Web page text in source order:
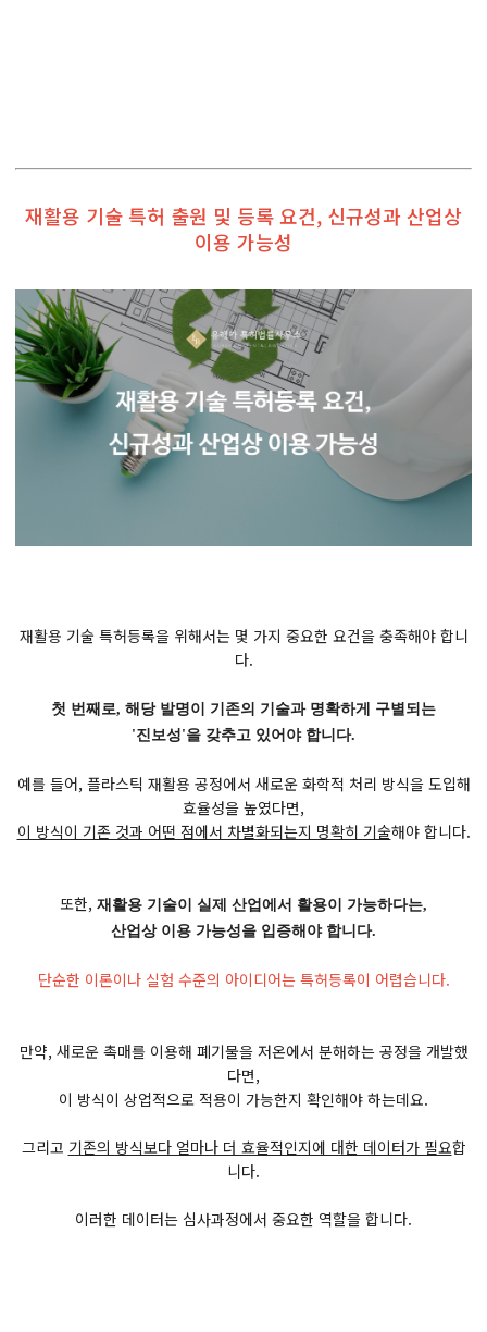
재활용 기술 특허 출원 및 등록 요건, 신규성과 산업상
이용 가능성
재활용 기술 특허등록을 위해서는 몇 가지 중요한 요건을 충족해야 합니
다.
첫 번째로, 해당 발명이 기존의 기술과 명확하게 구별되는
'진보성'을 갖추고 있어야 합니다.
예를 들어, 플라스틱 재활용 공정에서 새로운 화학적 처리 방식을 도입해
효율성을 높였다면,
이 방식이 기존 것과 어떤 점에서 차별화되는지 명확히 기술해야 합니다.
또한, 재활용 기술이 실제 산업에서 활용이 가능하다는,
산업상 이용 가능성을 입증해야 합니다.
단순한 이론이나 실험 수준의 아이디어는 특허등록이 어렵습니다.
만약, 새로운 촉매를 이용해 폐기물을 저온에서 분해하는 공정을 개발했
다면,
이 방식이 상업적으로 적용이 가능한지 확인해야 하는데요.
그리고 기존의 방식보다 얼마나 더 효율적인지에 대한 데이터가 필요합
니다.
이러한 데이터는 심사과정에서 중요한 역할을 합니다.